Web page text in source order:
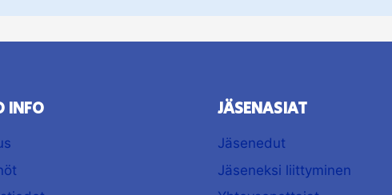
INFO JÄSENASIAT
Jäsenedut
Jäseneksi liittyminen